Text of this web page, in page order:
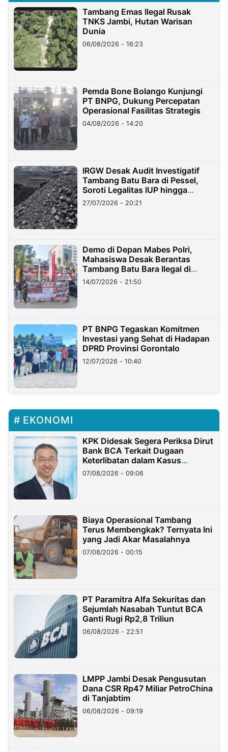
Tambang Emas Ilegal Rusak
TNKS Jambi, Hutan Warisan
Dunia
06/08/2026 - 16:23
Pemda Bone Bolango Kunjungi
PT BNPG, Dukung Percepatan
Operasional Fasilitas Strategis
04/08/2026 - 14:20
IRGW Desak Audit Investigatif
Tambang Batu Bara di Pessel,
Soroti Legalitas IUP hingga
Stockpile
27/07/2026 - 20:21
Demo di Depan Mabes Polri,
Mahasiswa Desak Berantas
Tambang Batu Bara Ilegal di
Lampung
14/07/2026 - 21:50
PT BNPG Tegaskan Komitmen
Investasi yang Sehat di Hadapan
DPRD Provinsi Gorontalo
12/07/2026 - 10:40
EKONOMI
KPK Didesak Segera Periksa Dirut
Bank BCA Terkait Dugaan
Keterlibatan dalam Kasus
Hilangnya Dana Nasabah Rp2,58
Miliar
07/08/2026 - 09:06
Biaya Operasional Tambang
Terus Membengkak? Ternyata Ini
yang Jadi Akar Masalahnya
07/08/2026 - 00:15
PT Paramitra Alfa Sekuritas dan
Sejumlah Nasabah Tuntut BCA
Ganti Rugi Rp2,8 Triliun
06/08/2026 - 22:51
LMPP Jambi Desak Pengusutan
Dana CSR Rp47 Miliar PetroChina
di Tanjabtim
06/08/2026 - 09:19